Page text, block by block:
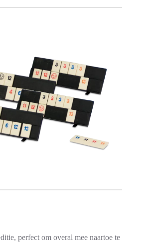
perfect om overal mee naartoe te